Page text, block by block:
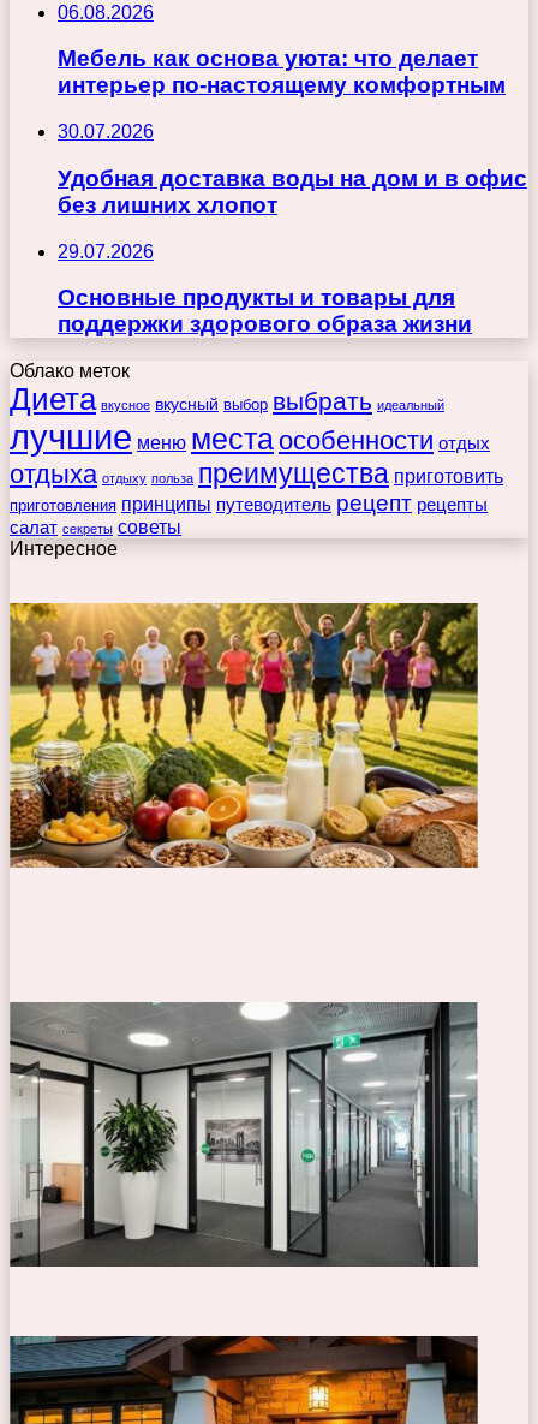
06.08.2026
Мебель как основа уюта: что делает
интерьер по-настоящему комфортным
30.07.2026
Удобная доставка воды на дом и в офис
без лишних хлопот
29.07.2026
Основные продукты и товары для
поддержки здорового образа жизни
Облако меток
Диета вкусное вкусный выбор выбрать идеальный
лучшие меню места особенности отдых
отдыха отдыху польза преимущества приготовить
приготовления принципы путеводитель рецепт рецепты
салат секреты советы
Интересное